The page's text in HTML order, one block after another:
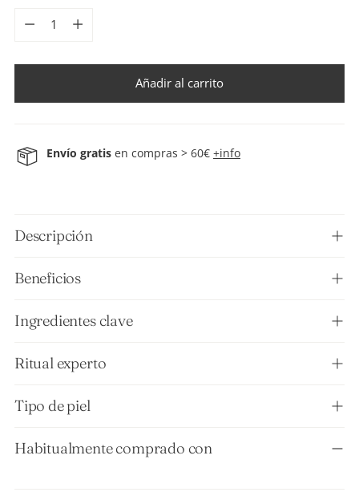
Cantidad
Añadir al carrito
Envío gratis en compras > 60€ +info
producto
la
cesta
Descripción
Beneficios
Ingredientes clave
Ritual experto
Tipo de piel
Habitualmente comprado con